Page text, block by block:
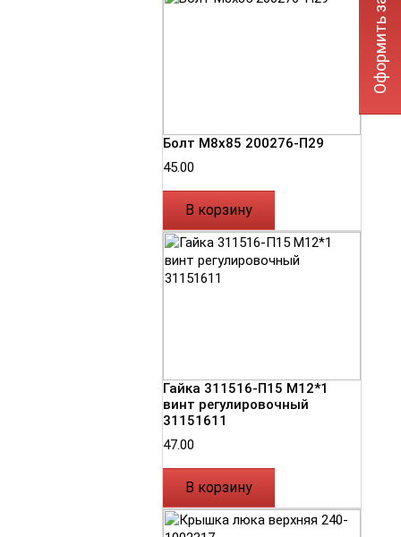
Болт М8х85 200276-П29
45.00
В корзину
Гайка 311516-П15 М12*1
винт регулировочный
31151611
47.00
В корзину
Оформить заявку